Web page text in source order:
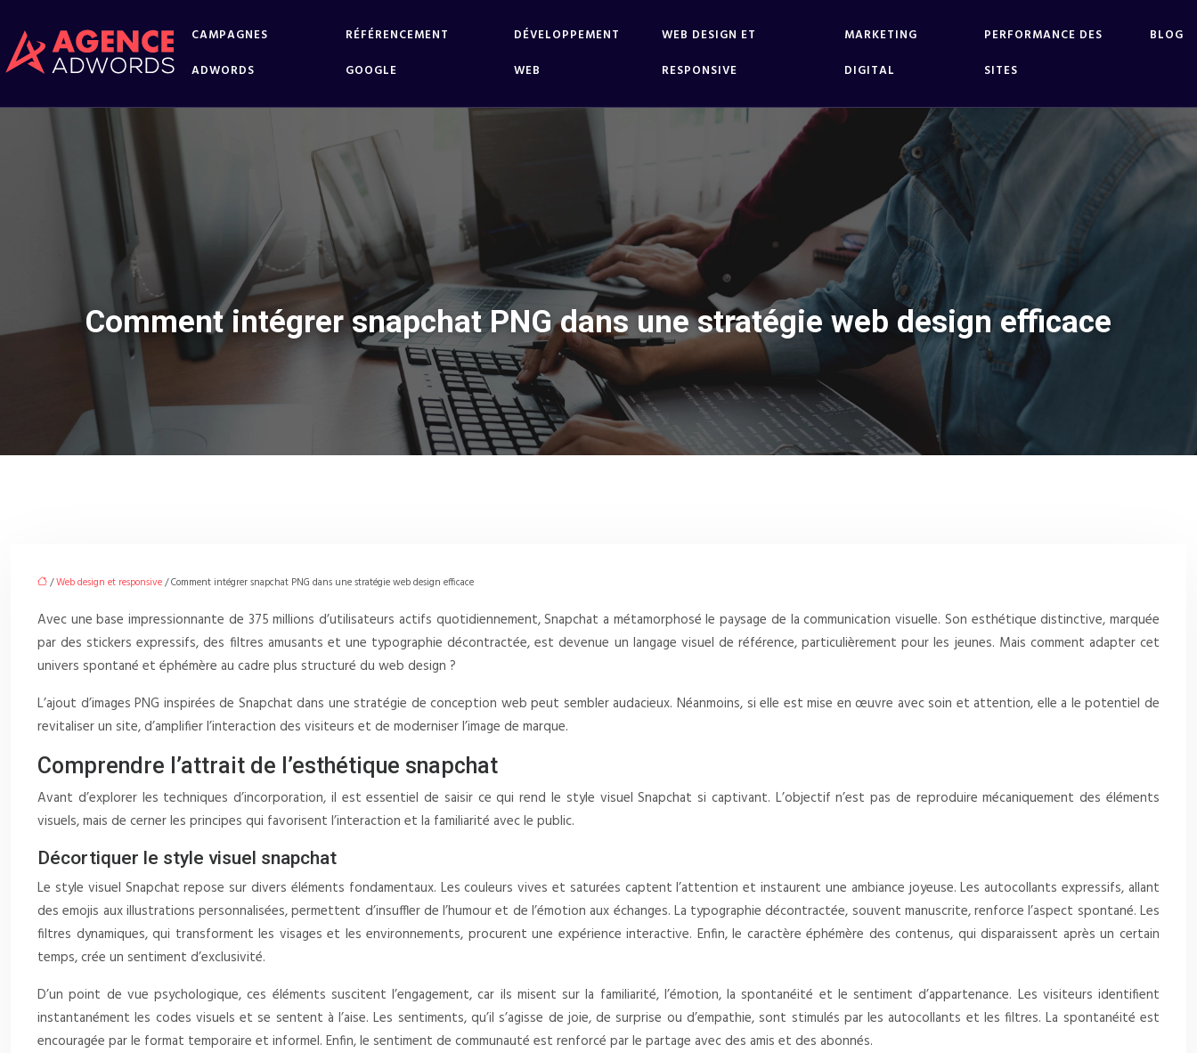
CAMPAGNES
ADWORDS
RÉFÉRENCEMENT
GOOGLE
DÉVELOPPEMENT
WEB
WEB DESIGN ET
RESPONSIVE
MARKETING
DIGITAL
PERFORMANCE DES
SITES
BLOG
Comment intégrer snapchat PNG dans une stratégie web design efficace
/Web design et responsive/ Comment intégrer snapchat PNG dans une stratégie web design efficace
Avec une base impressionnante de 375 millions d’utilisateurs actifs quotidiennement, Snapchat a métamorphosé le paysage de la communication visuelle. Son esthétique distinctive, marquée
par des stickers expressifs, des filtres amusants et une typographie décontractée, est devenue un langage visuel de référence, particulièrement pour les jeunes. Mais comment adapter cet
univers spontané et éphémère au cadre plus structuré du web design ?
L’ajout d’images PNG inspirées de Snapchat dans une stratégie de conception web peut sembler audacieux. Néanmoins, si elle est mise en œuvre avec soin et attention, elle a le potentiel de
revitaliser un site, d’amplifier l’interaction des visiteurs et de moderniser l’image de marque.
Comprendre l’attrait de l’esthétique snapchat
Avant d’explorer les techniques d’incorporation, il est essentiel de saisir ce qui rend le style visuel Snapchat si captivant. L’objectif n’est pas de reproduire mécaniquement des éléments
visuels, mais de cerner les principes qui favorisent l’interaction et la familiarité avec le public.
Décortiquer le style visuel snapchat
Le style visuel Snapchat repose sur divers éléments fondamentaux. Les couleurs vives et saturées captent l’attention et instaurent une ambiance joyeuse. Les autocollants expressifs, allant
des emojis aux illustrations personnalisées, permettent d’insuffler de l’humour et de l’émotion aux échanges. La typographie décontractée, souvent manuscrite, renforce l’aspect spontané. Les
filtres dynamiques, qui transforment les visages et les environnements, procurent une expérience interactive. Enfin, le caractère éphémère des contenus, qui disparaissent après un certain
temps, crée un sentiment d’exclusivité.
D’un point de vue psychologique, ces éléments suscitent l’engagement, car ils misent sur la familiarité, l’émotion, la spontanéité et le sentiment d’appartenance. Les visiteurs identifient
instantanément les codes visuels et se sentent à l’aise. Les sentiments, qu’il s’agisse de joie, de surprise ou d’empathie, sont stimulés par les autocollants et les filtres. La spontanéité est
encouragée par le format temporaire et informel. Enfin, le sentiment de communauté est renforcé par le partage avec des amis et des abonnés.